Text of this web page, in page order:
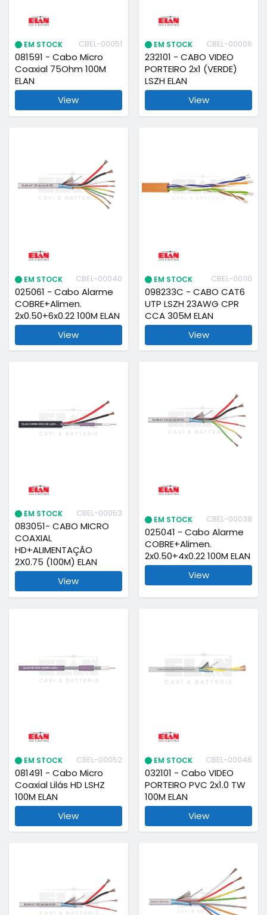
EM STOCK CBEL-00051
081591 - Cabo Micro
Coaxial 75Ohm 100M
ELAN
View
EM STOCK CBEL-00006
232101 - CABO VIDEO
PORTEIRO 2x1 (VERDE)
LSZH ELAN
View
EM STOCK CBEL-00040
025061 - Cabo Alarme
COBRE+Alimen.
2x0.50+6x0.22 100M ELAN
View
EM STOCK CBEL-00110
098233C - CABO CAT6
UTP LSZH 23AWG CPR
CCA 305M ELAN
View
EM STOCK CBEL-00053
083051- CABO MICRO
COAXIAL
HD+ALIMENTAÇÃO
2X0.75 (100M) ELAN
View
EM STOCK CBEL-00038
025041 - Cabo Alarme
COBRE+Alimen.
2x0.50+4x0.22 100M ELAN
View
EM STOCK CBEL-00052
081491 - Cabo Micro
Coaxial Lilás HD LSHZ
100M ELAN
View
EM STOCK CBEL-00046
032101 - Cabo VIDEO
PORTEIRO PVC 2x1.0 TW
100M ELAN
View